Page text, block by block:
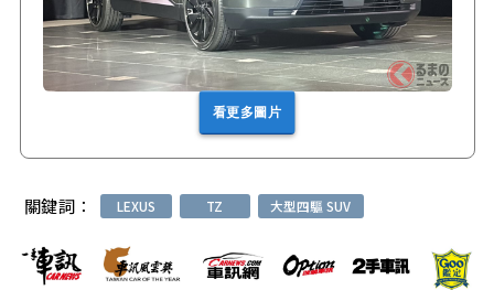
看更多圖片
關鍵詞： LEXUS TZ 大型四驅 SUV